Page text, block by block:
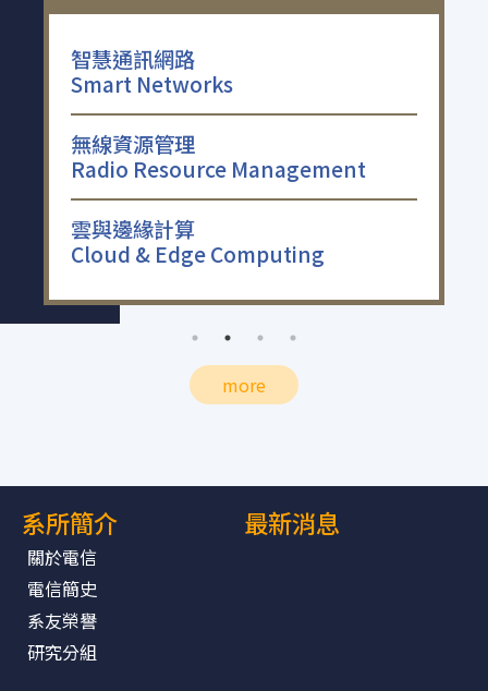
智慧通訊網路
Smart Networks
無線資源管理
Radio Resource Management
雲與邊緣計算
Cloud & Edge Computing
more
系所簡介
關於電信
電信簡史
系友榮譽
研究分組
最新消息